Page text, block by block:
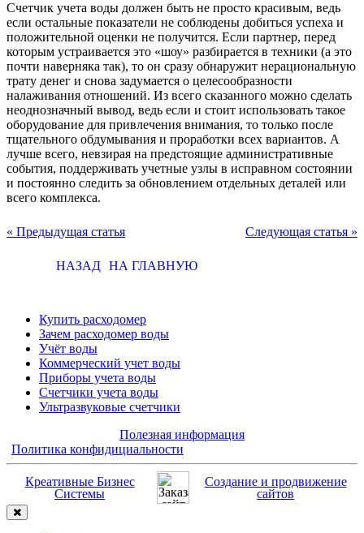
Счетчик учета воды должен быть не просто красивым, ведь
если остальные показатели не соблюдены добиться успеха и
положительной оценки не получится. Если партнер, перед
которым устраивается это «шоу» разбирается в техники (а это
почти наверняка так), то он сразу обнаружит нерациональную
трату денег и снова задумается о целесообразности
налаживания отношений. Из всего сказанного можно сделать
неоднозначный вывод, ведь если и стоит использовать такое
оборудование для привлечения внимания, то только после
тщательного обдумывания и проработки всех вариантов. А
лучше всего, невзирая на предстоящие административные
события, поддерживать учетные узлы в исправном состоянии
и постоянно следить за обновлением отдельных деталей или
всего комплекса.
« Предыдущая статья Следующая статья »
НАЗАД НА ГЛАВНУЮ
Купить расходомер
Зачем расходомер воды
Учёт воды
Коммерческий учет воды
Приборы учета воды
Счетчики учета воды
Ультразвуковые счетчики
Полезная информация
Политика конфидициальности
Креативные Бизнес
Системы
Создание и продвижение
сайтов